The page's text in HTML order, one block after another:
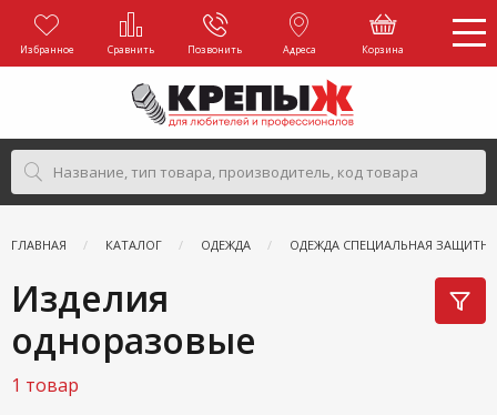
Избранное Сравнить Позвонить Адреса Корзина
ГЛАВНАЯ КАТАЛОГ ОДЕЖДА ОДЕЖДА СПЕЦИАЛЬНАЯ
Изделия
одноразовые
1 товар